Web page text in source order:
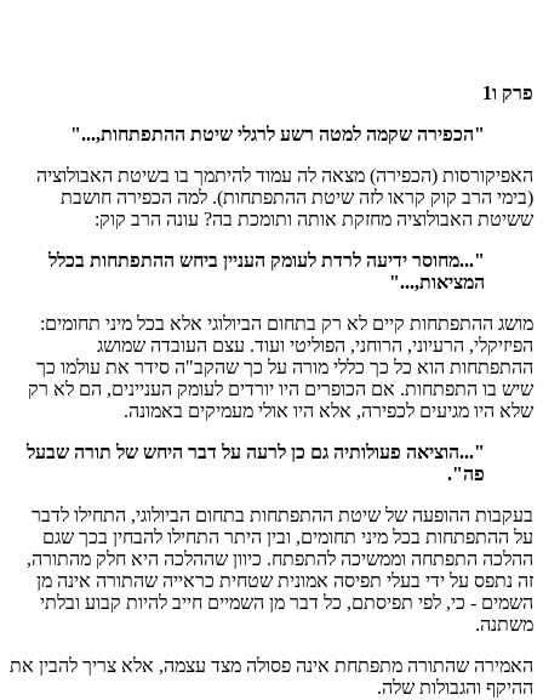
פרק ו1
"הכפירה שקמה למטה רשע לרגלי שיטת ההתפתחות,..."
האפיקורסות (הכפירה) מצאה לה עמוד להיתמך בו בשיטת האבולוציה
(בימי הרב קוק קראו לזה שיטת ההתפתחות). למה הכפירה חושבת
ששיטת האבולוציה מחזקת אותה ותומכת בה? עונה הרב קוק:
"...מחוסר ידיעה לרדת לעומק העניין ביחש ההתפתחות בכלל
המציאות,..."
מושג ההתפתחות קיים לא רק בתחום הביולוגי אלא בכל מיני תחומים:
הפיזיקלי, הרעיוני, הרוחני, הפוליטי ועוד. עצם העובדה שמושג
ההתפתחות הוא כל כך כללי מורה על כך שהקב"ה סידר את עולמו כך
שיש בו התפתחות. אם הכופרים היו יורדים לעומק העניינים, הם לא רק
שלא היו מגיעים לכפירה, אלא היו אולי מעמיקים באמונה.
"...הוציאה פעולותיה גם כן לרעה על דבר היחש של תורה שבעל
פה".
בעקבות ההופעה של שיטת ההתפתחות בתחום הביולוגי, התחילו לדבר
על ההתפתחות בכל מיני תחומים, ובין היתר התחילו להבחין בכך שגם
ההלכה התפתחה וממשיכה להתפתח. כיוון שההלכה היא חלק מהתורה,
זה נתפס על ידי בעלי תפיסה אמונית שטחית כראייה שהתורה אינה מן
השמים - כי, לפי תפיסתם, כל דבר מן השמיים חייב להיות קבוע ובלתי
משתנה.
האמירה שהתורה מתפתחת אינה פסולה מצד עצמה, אלא צריך להבין את
ההיקף והגבולות שלה.